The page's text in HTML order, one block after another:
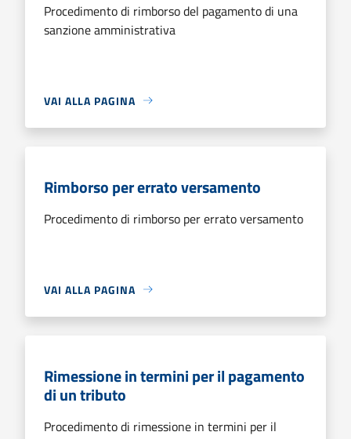
Procedimento di rimborso del pagamento di una
sanzione amministrativa
VAI ALLA PAGINA
Rimborso per errato versamento
Procedimento di rimborso per errato versamento
VAI ALLA PAGINA
Rimessione in termini per il pagamento
di un tributo
Procedimento di rimessione in termini per il